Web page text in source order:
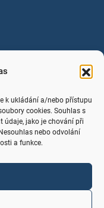
k ukládání a/nebo přístupu
cookies. Souhlas s
jako je chování při
nebo odvolání
a funkce.